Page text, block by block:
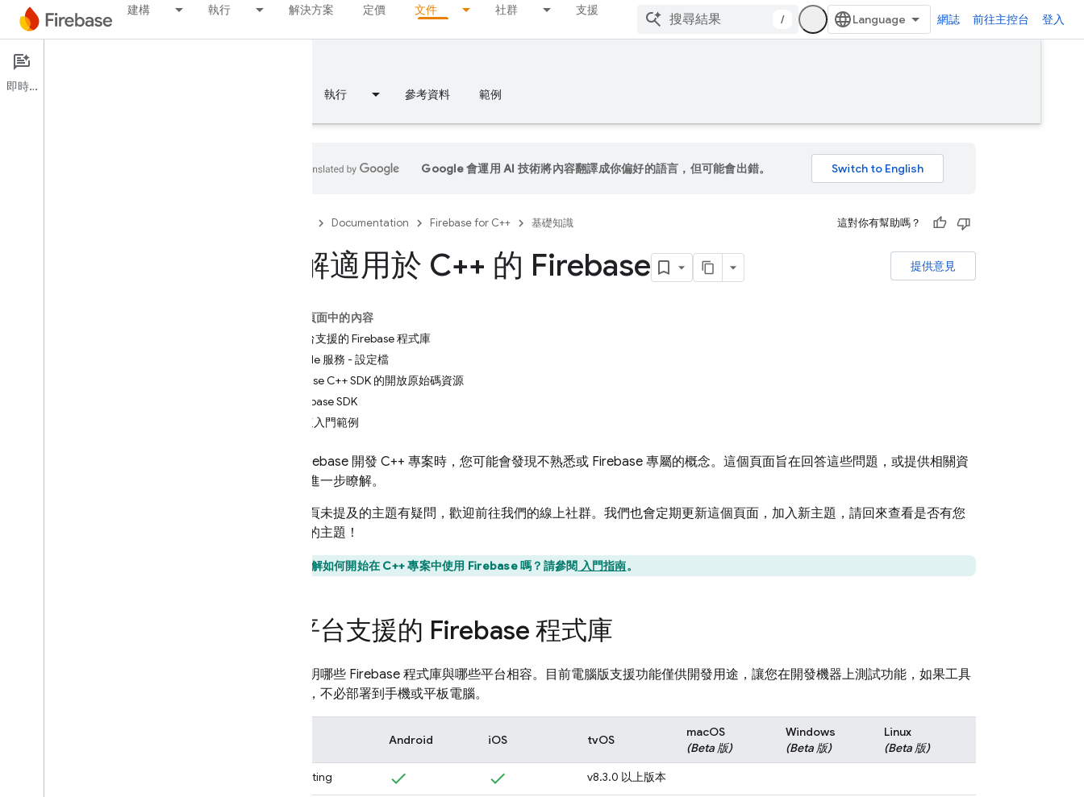
建構 執行 解決方案 定價 文件 社群 支援
/ 網誌 前往主控台 登入
Documentation
總覽 執行 參考資料 範例
Google 會運用 AI 技術將內容翻譯成你偏好的語言，但可能會出錯。
Documentation Firebase for C++ 基礎知識 這對你有幫助嗎？
提供意見
瞭解適用於 C++ 的 Firebase
這個頁面中的內容
各平台支援的 Firebase 程式庫
Google 服務 - 設定檔
Firebase C++ SDK 的開放原始碼資源
Firebase SDK
快速入門範例
使用 Firebase 開發 C++ 專案時，您可能會發現不熟悉或 Firebase 專屬的概念。這個頁面旨在回答這些問題，或提供相關資
源供您進一步瞭解。
如對本頁未提及的主題有疑問，歡迎前往我們的線上社群。我們也會定期更新這個頁面，加入新主題，請回來查看是否有您
想瞭解的主題！
想瞭解如何開始在 C++ 專案中使用 Firebase 嗎？請參閱 入門指南。
各平台支援的 Firebase 程式庫
下表說明哪些 Firebase 程式庫與哪些平台相容。目前電腦版支援功能僅供開發用途，讓您在開發機器上測試功能，如果工具
鍊允許，不必部署到手機或平板電腦。
Android iOS tvOS
macOS
(Beta 版)
Windows
(Beta 版)
Linux
(Beta 版)
A/B Testing
v8.3.0 以上版本
即時通訊